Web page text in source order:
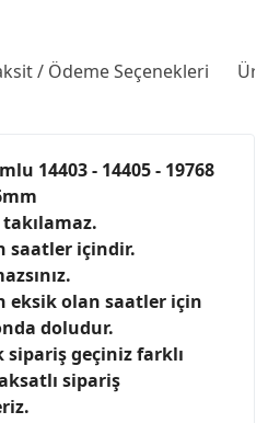
/ Ödeme Seçenekleri
14403 - 14405 - 19768
saatler içindir.
eksik olan saatler için
doludur.
geçiniz farklı
sipariş